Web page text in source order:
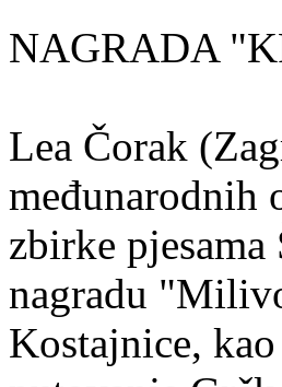
NAGRADA
Lea Čorak
međunarodnih
zbirke
nagradu
Kostajnice,